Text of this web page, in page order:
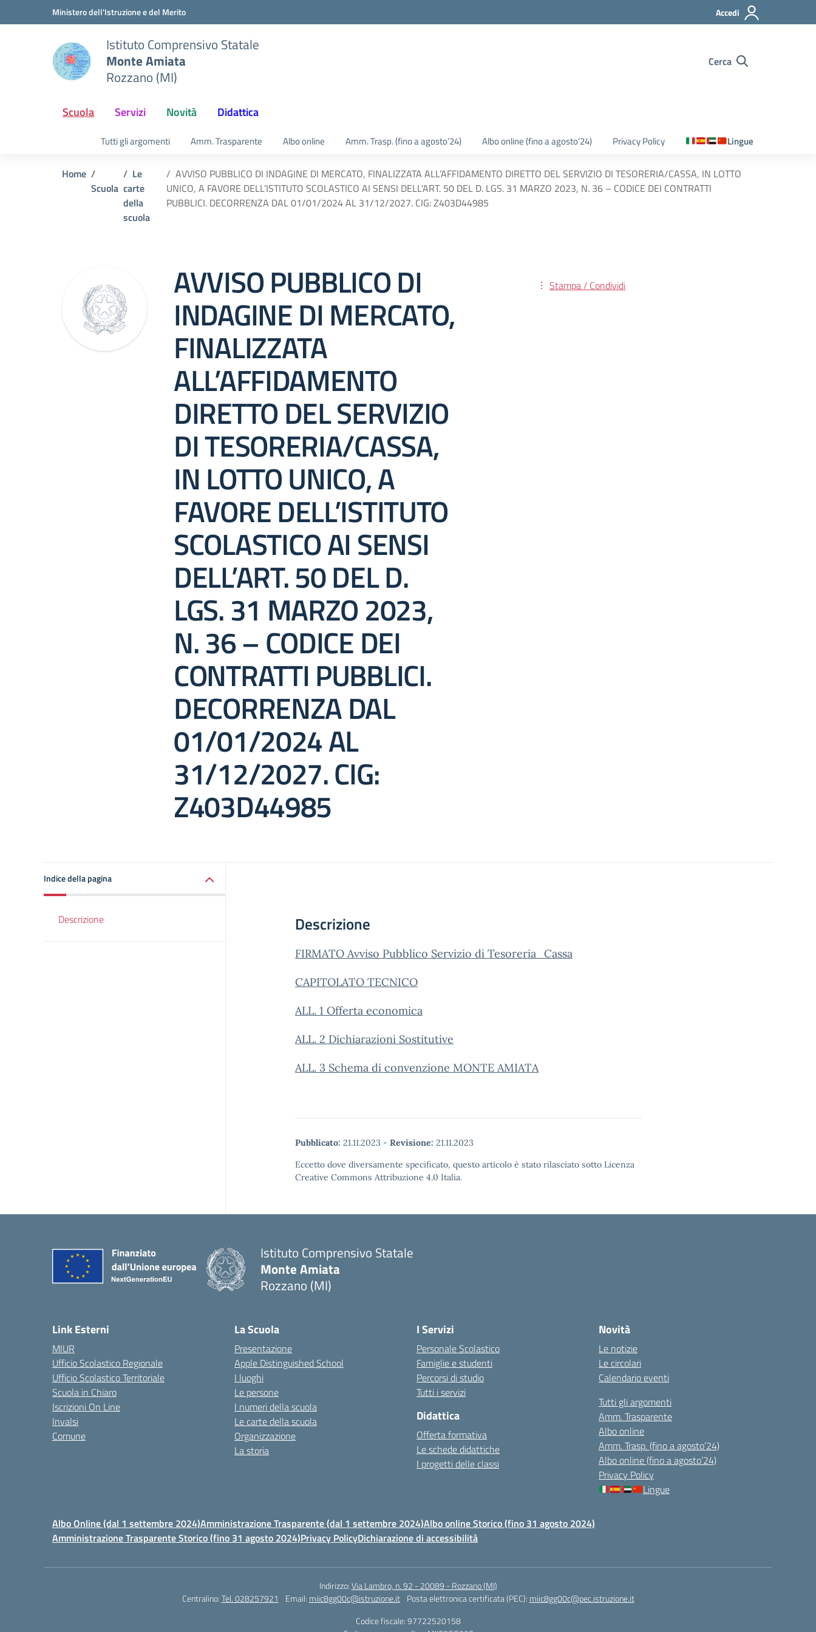
Vai ai contenuti
Vai al menu di navigazioneMinistero dell'Istruzione e del Merito Accedi
Istituto Comprensivo Statale
Monte Amiata
Rozzano (MI)
Cerca
Scuola Servizi Novità Didattica
Tutti gli argomenti Amm. Trasparente Albo online Amm. Trasp. (fino a agosto’24) Albo online (fino a agosto’24) Privacy Policy Lingue
Home
Scuola
Le
carte
della
scuola
AVVISO PUBBLICO DI INDAGINE DI MERCATO, FINALIZZATA ALL’AFFIDAMENTO DIRETTO DEL SERVIZIO DI TESORERIA/CASSA, IN LOTTO
UNICO, A FAVORE DELL’ISTITUTO SCOLASTICO AI SENSI DELL’ART. 50 DEL D. LGS. 31 MARZO 2023, N. 36 – CODICE DEI CONTRATTI
PUBBLICI. DECORRENZA DAL 01/01/2024 AL 31/12/2027. CIG: Z403D44985
AVVISO PUBBLICO DI
INDAGINE DI MERCATO,
FINALIZZATA
ALL’AFFIDAMENTO
DIRETTO DEL SERVIZIO
DI TESORERIA/CASSA,
IN LOTTO UNICO, A
FAVORE DELL’ISTITUTO
SCOLASTICO AI SENSI
DELL’ART. 50 DEL D.
LGS. 31 MARZO 2023,
N. 36 – CODICE DEI
CONTRATTI PUBBLICI.
DECORRENZA DAL
01/01/2024 AL
31/12/2027. CIG:
Z403D44985
Stampa / Condividi
Indice della pagina
Descrizione Descrizione
FIRMATO Avviso Pubblico Servizio di Tesoreria_Cassa
CAPITOLATO TECNICO
ALL. 1 Offerta economica
ALL. 2 Dichiarazioni Sostitutive
ALL. 3 Schema di convenzione MONTE AMIATA
Pubblicato: 21.11.2023 - Revisione: 21.11.2023
Eccetto dove diversamente specificato, questo articolo è stato rilasciato sotto Licenza
Creative Commons Attribuzione 4.0 Italia.
Istituto Comprensivo Statale
Monte Amiata
Rozzano (MI)
Link Esterni
MIUR
Ufficio Scolastico Regionale
Ufficio Scolastico Territoriale
Scuola in Chiaro
Iscrizioni On Line
Invalsi
Comune
La Scuola
Presentazione
Apple Distinguished School
I luoghi
Le persone
I numeri della scuola
Le carte della scuola
Organizzazione
La storia
I Servizi
Personale Scolastico
Famiglie e studenti
Percorsi di studio
Tutti i servizi
Didattica
Offerta formativa
Le schede didattiche
I progetti delle classi
Novità
Le notizie
Le circolari
Calendario eventi
Tutti gli argomenti
Amm. Trasparente
Albo online
Amm. Trasp. (fino a agosto’24)
Albo online (fino a agosto’24)
Privacy Policy
Lingue
Albo Online (dal 1 settembre 2024)Amministrazione Trasparente (dal 1 settembre 2024)Albo online Storico (fino 31 agosto 2024)
Amministrazione Trasparente Storico (fino 31 agosto 2024)Privacy PolicyDichiarazione di accessibilità
Indirizzo:Via Lambro, n. 92 - 20089 - Rozzano (MI)
Centralino:Tel. 028257921 Email: miic8gg00c@istruzione.it Posta elettronica certificata (PEC): miic8gg00c@pec.istruzione.it
Codice fiscale: 97722520158